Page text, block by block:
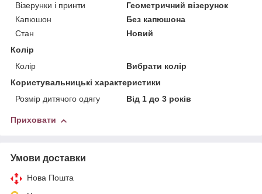
Візерунки і принти
Геометричний візерунок
Капюшон
Без капюшона
Стан
Новий
Колір
Колір
Вибрати колір
Користувальницькі характеристики
Розмір дитячого одягу
Від 1 до 3 років
Приховати
Умови доставки
Нова Пошта